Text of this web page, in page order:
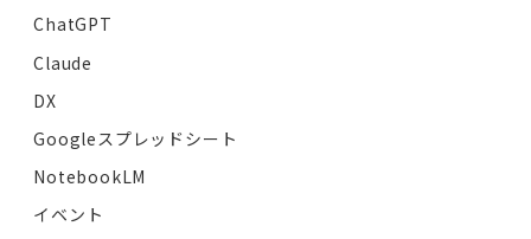
ChatGPT
Claude
DX
Googleスプレッドシート
NotebookLM
イベント